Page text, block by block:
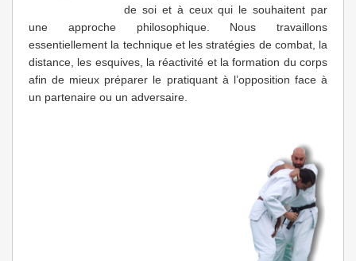
de soi et à ceux qui le souhaitent par
une approche philosophique. Nous travaillons
essentiellement la technique et les stratégies de combat, la
distance, les esquives, la réactivité et la formation du corps
afin de mieux préparer le pratiquant à l’opposition face à
un partenaire ou un adversaire.